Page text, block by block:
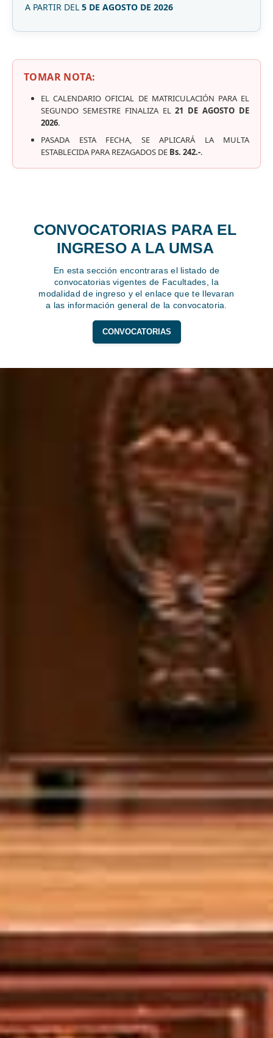
A PARTIR DEL 5 DE AGOSTO DE 2026
TOMAR NOTA:
EL CALENDARIO OFICIAL DE MATRICULACIÓN PARA EL
SEGUNDO SEMESTRE FINALIZA EL21 DE AGOSTO DE
2026.
PASADA ESTA FECHA, SE APLICARÁ LA MULTA
ESTABLECIDA PARA REZAGADOS DE Bs. 242.-.
CONVOCATORIAS PARA EL
INGRESO A LA UMSA
En esta sección encontraras el listado de
convocatorias vigentes de Facultades, la
modalidad de ingreso y el enlace que te llevaran
a las información general de la convocatoria.
CONVOCATORIAS